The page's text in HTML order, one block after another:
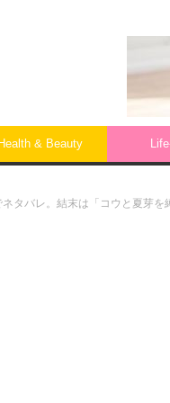
Health & Beauty
タバレ。結末は「コウと夏芽を